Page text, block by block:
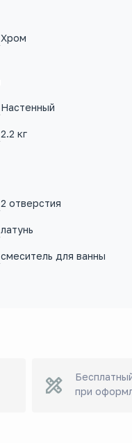
Хром
Настенный
2.2 кг
2 отверстия
латунь
смеситель для ванны
при